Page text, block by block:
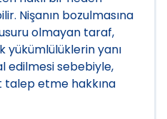
Nişanın bozulmasına
olmayan taraf,
yükümlülüklerin yanı
edilmesi sebebiyle,
etme hakkına